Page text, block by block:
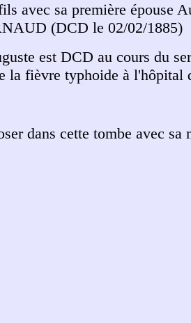
avec sa première épouse
(DCD le 02/02/1885)
est DCD au cours du
la fièvre typhoide à l'hôpital
dans cette tombe avec sa